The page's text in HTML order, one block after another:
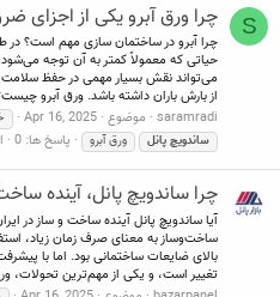
S چرا ورق آبرو یکی از
چرا آبرو در ساختمان سازی مهم است؟
حیاتی که معمولاً کمتر به آن توجه
می‌تواند نقش بسیار مهمی در حفظ
از بارش باران داشته باشد. ورق آبرو
saramradi موضوع Apr 16, 2025
ساندویچ پانل ورق آبرو پاسخ ها: 0
چرا ساندویچ پانل، آینده
آیا ساندویچ پانل آینده ساخت و ساز
ساخت‌وساز به معنای صرف زمان زیاد،
بالای ضایعات ساختمانی بود. اما با
تغییر است، و یکی از مهم‌ترین تحولات،